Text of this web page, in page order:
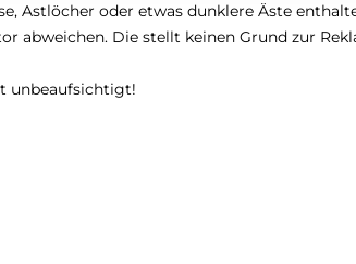
Astlöcher oder etwas dunklere Äste
abweichen. Die stellt keinen Grund zur
unbeaufsichtigt!